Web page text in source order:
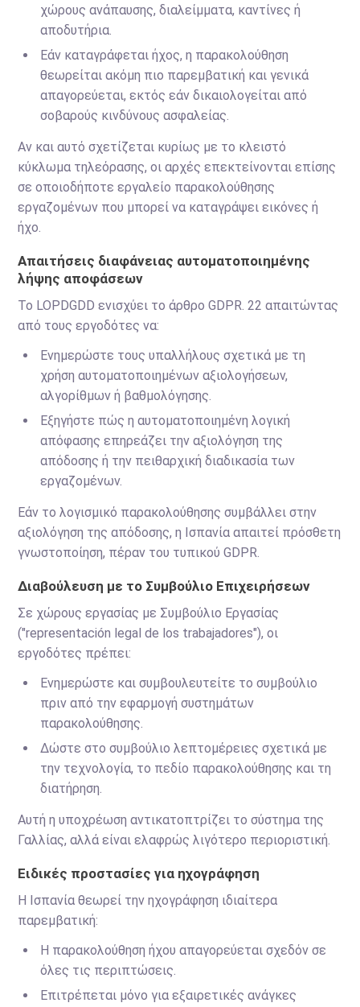
χώρους ανάπαυσης, διαλείμματα, καντίνες ή
αποδυτήρια.
Εάν καταγράφεται ήχος, η παρακολούθηση
θεωρείται ακόμη πιο παρεμβατική και γενικά
απαγορεύεται, εκτός εάν δικαιολογείται από
σοβαρούς κινδύνους ασφαλείας.
Αν και αυτό σχετίζεται κυρίως με το κλειστό
κύκλωμα τηλεόρασης, οι αρχές επεκτείνονται επίσης
σε οποιοδήποτε εργαλείο παρακολούθησης
εργαζομένων που μπορεί να καταγράψει εικόνες ή
ήχο.
Απαιτήσεις διαφάνειας αυτοματοποιημένης
λήψης αποφάσεων
Το LOPDGDD ενισχύει το άρθρο GDPR. 22 απαιτώντας
από τους εργοδότες να:
Ενημερώστε τους υπαλλήλους σχετικά με τη
χρήση αυτοματοποιημένων αξιολογήσεων,
αλγορίθμων ή βαθμολόγησης.
Εξηγήστε πώς η αυτοματοποιημένη λογική
απόφασης επηρεάζει την αξιολόγηση της
απόδοσης ή την πειθαρχική διαδικασία των
εργαζομένων.
Εάν το λογισμικό παρακολούθησης συμβάλλει στην
αξιολόγηση της απόδοσης, η Ισπανία απαιτεί πρόσθετη
γνωστοποίηση, πέραν του τυπικού GDPR.
Διαβούλευση με το Συμβούλιο Επιχειρήσεων
Σε χώρους εργασίας με Συμβούλιο Εργασίας
("representación legal de los trabajadores"), οι
εργοδότες πρέπει:
Ενημερώστε και συμβουλευτείτε το συμβούλιο
πριν από την εφαρμογή συστημάτων
παρακολούθησης.
Δώστε στο συμβούλιο λεπτομέρειες σχετικά με
την τεχνολογία, το πεδίο παρακολούθησης και τη
διατήρηση.
Αυτή η υποχρέωση αντικατοπτρίζει το σύστημα της
Γαλλίας, αλλά είναι ελαφρώς λιγότερο περιοριστική.
Ειδικές προστασίες για ηχογράφηση
Η Ισπανία θεωρεί την ηχογράφηση ιδιαίτερα
παρεμβατική:
Η παρακολούθηση ήχου απαγορεύεται σχεδόν σε
όλες τις περιπτώσεις.
Επιτρέπεται μόνο για εξαιρετικές ανάγκες